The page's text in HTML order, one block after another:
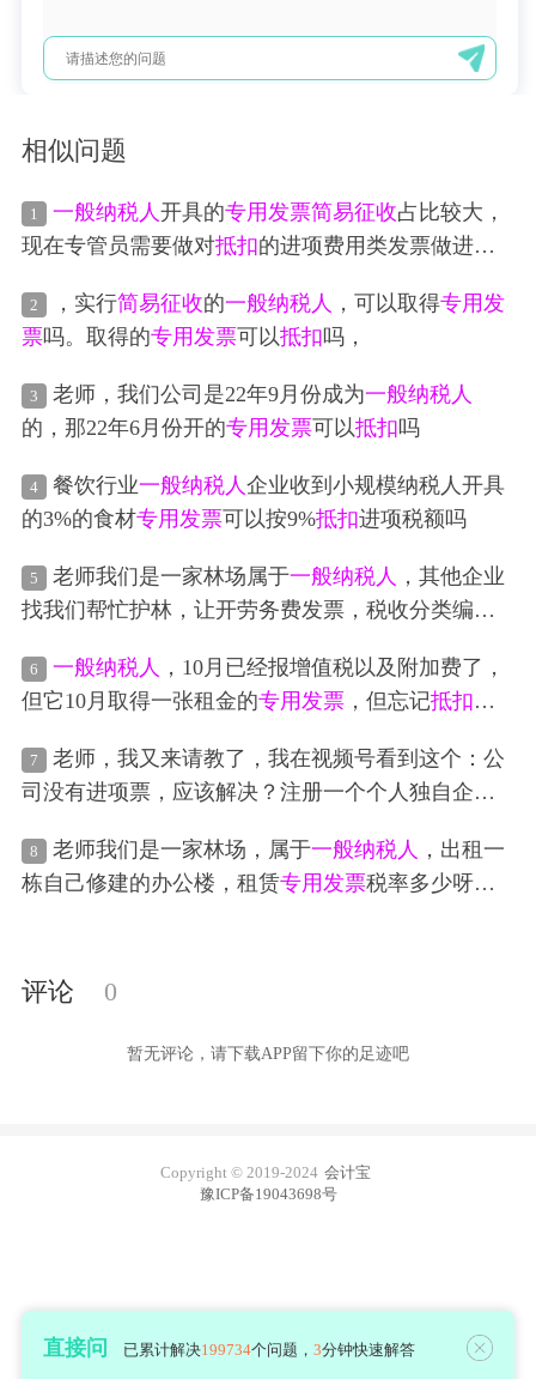
相似问题
1 一般纳税人 开具的专用发票简易征收占比较大，
现在专管员需要做对抵扣的进项费用类发票做进项
2 ，实行简易征收的一般纳税人 ，可以取得专用发
票吗。取得的专用发票可以抵扣吗，
3 老师，我们公司是22年9月份成为一般纳税人
的，那22年6月份开的专用发票可以抵扣吗
4 餐饮行业一般纳税人 企业收到小规模纳税人开具
的3%的食材专用发票可以按9%抵扣进项税额吗
5 老师我们是一家林场属于一般纳税人 ，其他企业
找我们帮忙护林，让开劳务费发票，税收分类编码
林木种植与销售没有进项税抵扣，是否可以用简易
征收
6 一般纳税人 ，10月已经报增值税以及附加费了，
但它10月取得一张租金的专用发票，但忘记抵扣
7
老师，我又来请教了，我在视频号看到这个：公
司没有进项票，应该解决？注册一个个人独自企
就是说你就不用为发票发愁了。其次他的个人所得
税综合税率有0.5%-3.5%，利用分红也不用交20%的
分红个人所得税，第二招就是用现金发放员工福
困难家庭的员工发放的补贴，员工签字的白条就能
8 老师我们是一家林场，属于一般纳税人 ，出租一
栋自己修建的办公楼，租赁专用发票税率多少呀！
评论 0
暂无评论，请下载APP留下你的足迹吧
Copyright © 2019-2024 会计宝
豫ICP备19043698号
直接问 已累计解决199734个问题， 3分钟快速解答